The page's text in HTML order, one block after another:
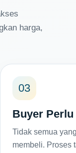
harga,
03
Buyer
Tidak semua
membeli. Proses